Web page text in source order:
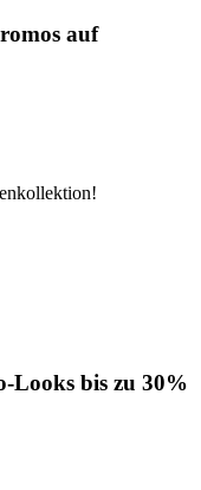
auf
Looks bis zu 30%